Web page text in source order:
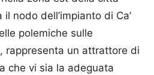
nodo dell’impianto di Ca’
polemiche sulle
rappresenta un attrattore di
che vi sia la adeguata